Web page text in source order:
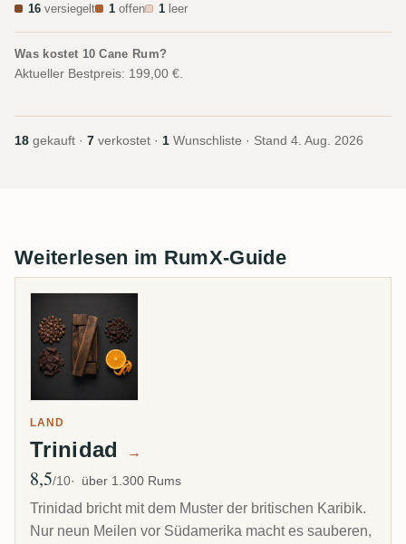
16 versiegelt 1 offen 1 leer
Was kostet 10 Cane Rum?
Aktueller Bestpreis: 199,00 €.
18 gekauft · 7 verkostet · 1 Wunschliste · Stand 4. Aug. 2026
Weiterlesen im RumX-Guide
LAND
Trinidad →
Ø Bewertung
8,5/10 über 1.300 Rums
Trinidad bricht mit dem Muster der britischen Karibik.
Nur neun Meilen vor Südamerika macht es sauberen,